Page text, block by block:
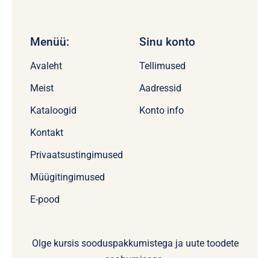
Menüü:
Avaleht
Meist
Kataloogid
Kontakt
Privaatsustingimused
Müügitingimused
E-pood
Sinu konto
Tellimused
Aadressid
Konto info
Olge kursis sooduspakkumistega ja uute toodete